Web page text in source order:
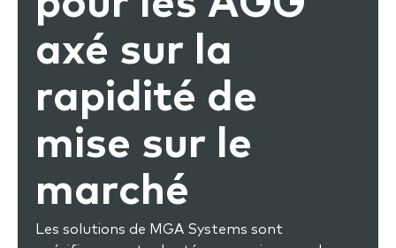
axé sur la
rapidité de
mise sur le
marché
Les solutions de MGA Systems sont